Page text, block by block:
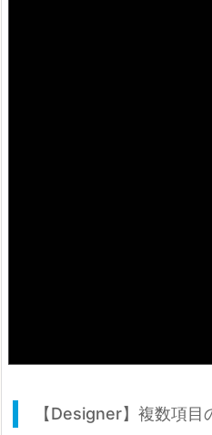
【Designer】複数項目